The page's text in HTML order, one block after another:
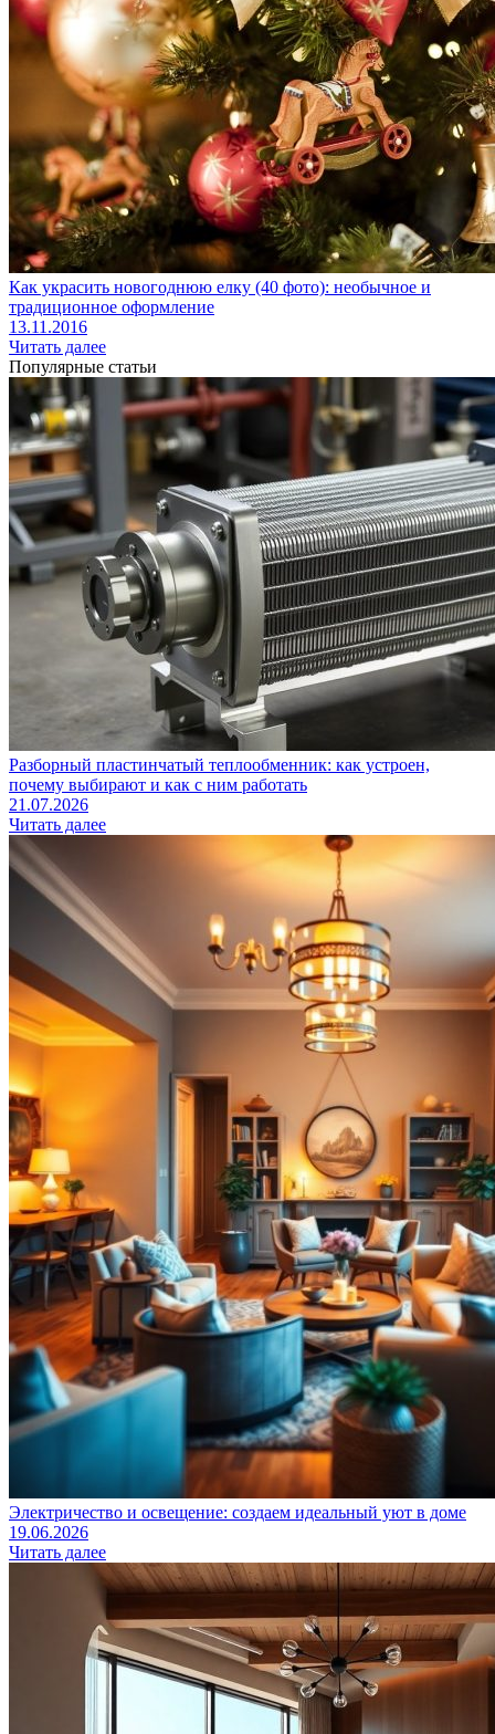
Как украсить новогоднюю елку (40 фото): необычное и
традиционное оформление
13.11.2016
Читать далее
Популярные статьи
Разборный пластинчатый теплообменник: как устроен,
почему выбирают и как с ним работать
21.07.2026
Читать далее
Электричество и освещение: создаем идеальный уют в доме
19.06.2026
Читать далее